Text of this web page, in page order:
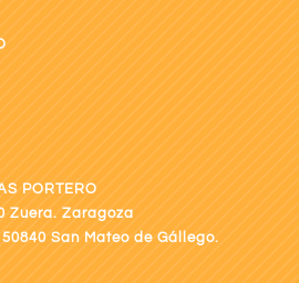
PORTERO
Zuera. Zaragoza
50840 San Mateo de Gállego.